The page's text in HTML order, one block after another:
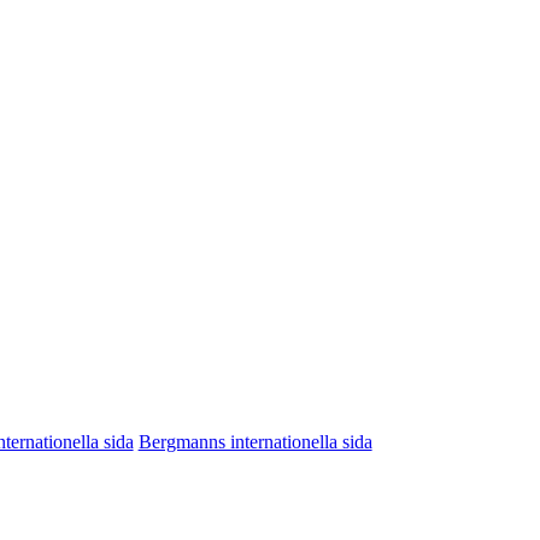
sida Bergmanns internationella sida